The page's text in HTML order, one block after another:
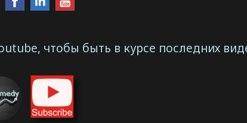
чтобы быть в курсе последних